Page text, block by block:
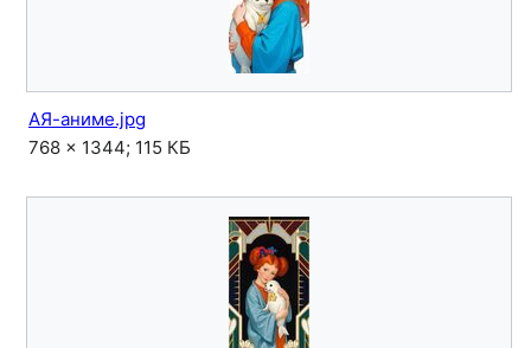
АЯ-аниме.jpg
768 × 1344; 115 КБ